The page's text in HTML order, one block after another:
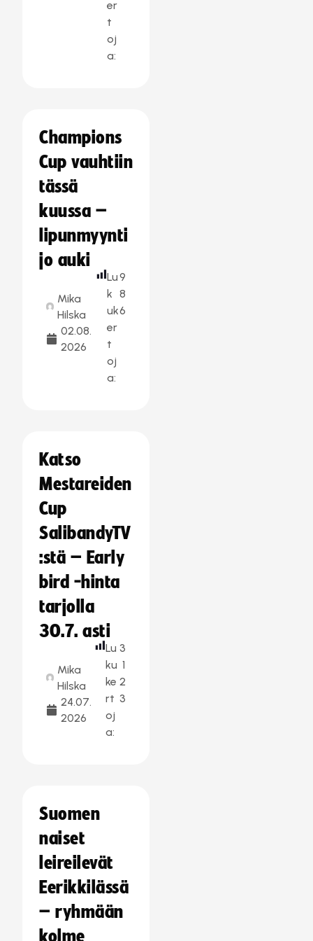
er
t
oj
a:
Champions
Cup vauhtiin
tässä
kuussa –
lipunmyynti
jo auki
Mika
Hilska
02.08.
2026
Lu
k
uk
er
t
oj
a:
9
8
6
Katso
Mestareiden
Cup
SalibandyTV
:stä – Early
bird -hinta
tarjolla
30.7. asti
Mika
Hilska
24.07.
2026
Lu
ku
ke
rt
oj
a:
3
1
2
3
Suomen
naiset
leireilevät
Eerikkilässä
– ryhmään
kolme